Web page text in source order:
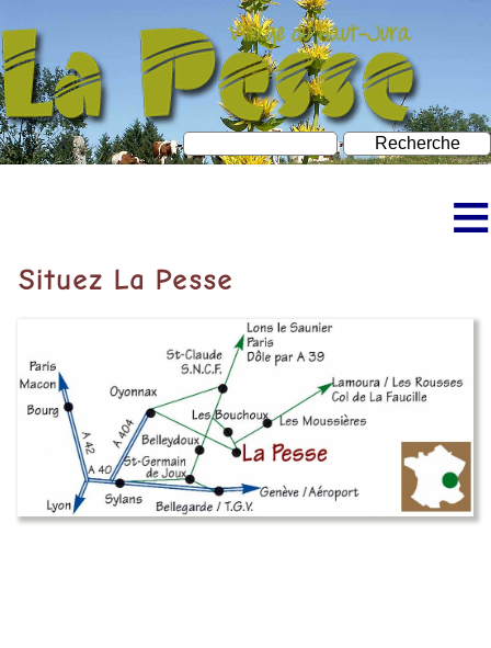
≡
Bureau d’information touristique
À faire à La Pesse
Neige et ski
Commerces de bouche
Situez La Pesse